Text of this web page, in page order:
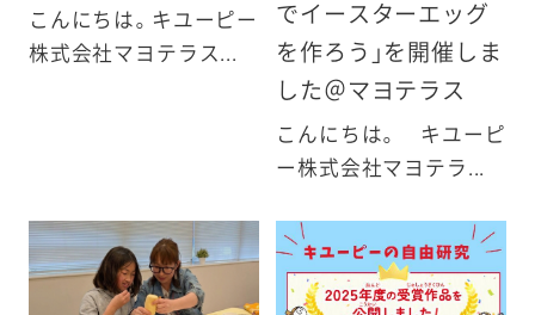
こんにちは。キユーピー
株式会社マヨテラス...
でイースターエッグ
を作ろう」を開催しま
した＠マヨテラス
こんにちは。 キユーピ
ー株式会社マヨテラ...